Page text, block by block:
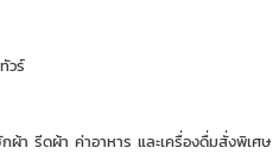
วร์
า รีดผ้า ค่าอาหาร และเครื่องดื่มสั่งพิเศษ